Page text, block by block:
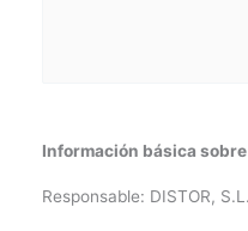
Información básica
Responsable: DISTOR, S.L.